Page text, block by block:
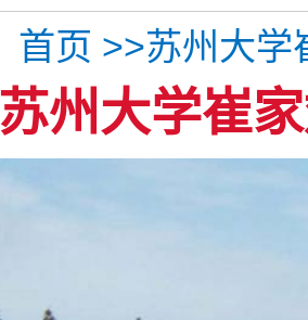
首页 >>苏州大学
苏州大学崔